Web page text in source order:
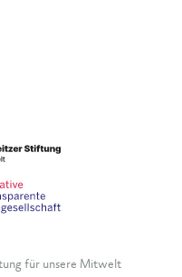
für unsere Mitwelt